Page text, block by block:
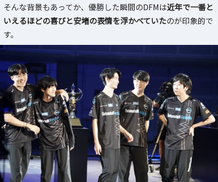
そんな背景もあってか、優勝した瞬間のDFMは近年で一番と
いえるほどの喜びと安堵の表情を浮かべていたのが印象的で
す。